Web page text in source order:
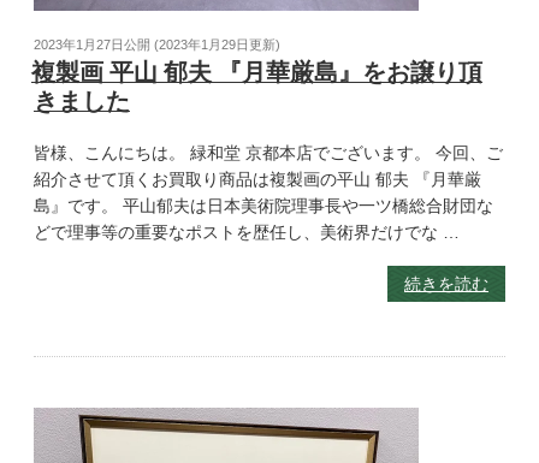
2023年1月27日公開 (2023年1月29日更新)
複製画 平山 郁夫 『月華厳島』をお譲り頂
きました
皆様、こんにちは。 緑和堂 京都本店でございます。 今回、ご
紹介させて頂くお買取り商品は複製画の平山 郁夫 『月華厳
島』です。 平山郁夫は日本美術院理事長や一ツ橋総合財団な
どで理事等の重要なポストを歴任し、美術界だけでな …
続きを読む